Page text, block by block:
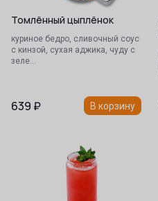
Томлённый цыплёнок
куриное бедро, сливочный соус
с кинзой, сухая аджика, чуду с
зеле…
639 ₽ В корзину